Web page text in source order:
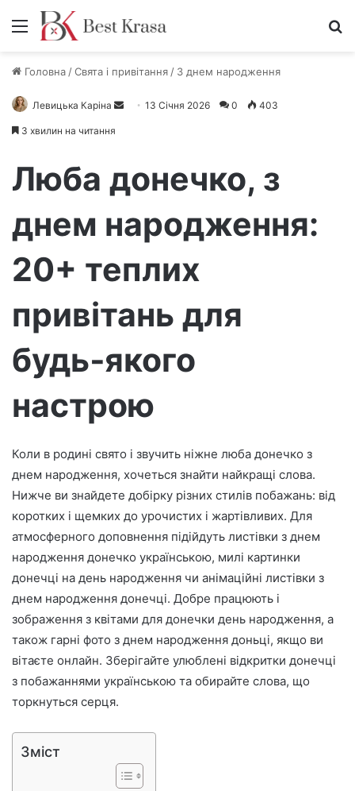
Меню
Головна /Свята і привітання / З днем народження
Левицька Каріна
і
т
е
т
р
н
л
и
с
т
а
13 Січня 2026 0 403
3 хвилин на читання
Люба донечко, з
днем народження:
20+ теплих
привітань для
будь‑якого
настрою
Коли в родині свято і звучить ніжне люба донечко з
днем народження, хочеться знайти найкращі слова.
Нижче ви знайдете добірку різних стилів побажань: від
коротких і щемких до урочистих і жартівливих. Для
атмосферного доповнення підійдуть листівки з днем
народження донечко українською, милі картинки
донечці на день народження чи анімаційні листівки з
днем народження донечці. Добре працюють і
зображення з квітами для донечки день народження, а
також гарні фото з днем народження доньці, якщо ви
вітаєте онлайн. Зберігайте улюблені відкритки донечці
з побажаннями українською та обирайте слова, що
торкнуться серця.
Зміст